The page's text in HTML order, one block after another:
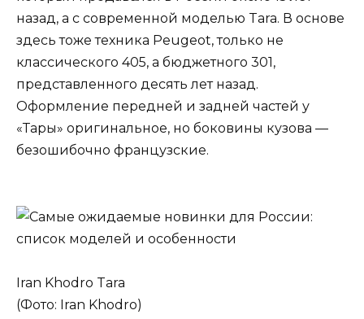
назад, а с современной моделью Tara. В основе
здесь тоже техника Peugeot, только не
классического 405, а бюджетного 301,
представленного десять лет назад.
Оформление передней и задней частей у
«Тары» оригинальное, но боковины кузова —
безошибочно французские.
Iran Khodro Tara
(Фото: Iran Khodro)